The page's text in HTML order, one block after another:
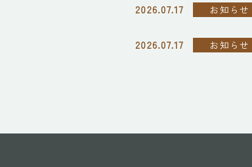
2026.07.17 お知らせ
2026.07.17 お知らせ